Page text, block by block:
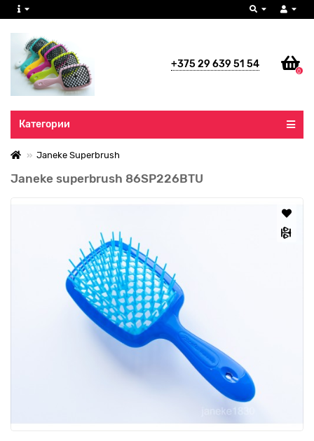
+375 29 639 51 54
0
Все категории
Категории
Janeke Superbrush
Janeke superbrush 86SP226BTU